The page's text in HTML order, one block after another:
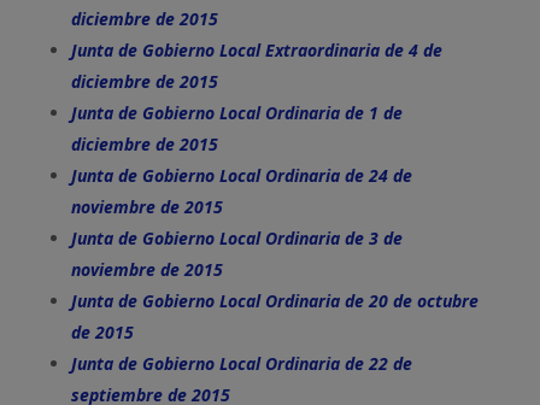
diciembre de 2015
Junta de Gobierno Local Extraordinaria de 4 de
diciembre de 2015
Junta de Gobierno Local Ordinaria de 1 de
diciembre de 2015
Junta de Gobierno Local Ordinaria de 24 de
noviembre de 2015
Junta de Gobierno Local Ordinaria de 3 de
noviembre de 2015
Junta de Gobierno Local Ordinaria de 20 de octubre
de 2015
Junta de Gobierno Local Ordinaria de 22 de
septiembre de 2015